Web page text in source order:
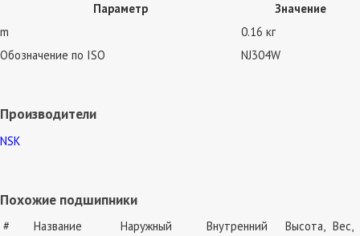
Параметр
Значение
m
0.16 кг
Обозначение по ISO
NJ304W
Производители
NSK
Похожие подшипники
# Название
Наружный
Внутренний
Высота, Вес,